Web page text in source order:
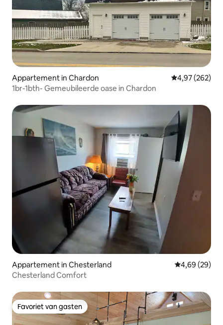
Appartement in Chardon Gemiddelde
4,97 (262)
1br-1bth- Gemeubileerde oase in Chardon
Appartement in Chesterland Gemiddelde
4,69 (29)
Chesterland Comfort
Favoriet van gasten
Favoriet van gasten